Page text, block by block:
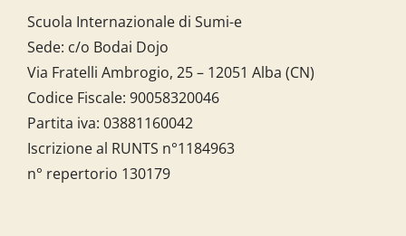
Scuola Internazionale di Sumi-e
Sede: c/o Bodai Dojo
Via Fratelli Ambrogio, 25 – 12051 Alba (CN)
Codice Fiscale: 90058320046
Partita iva: 03881160042
Iscrizione al RUNTS n°1184963
n° repertorio 130179